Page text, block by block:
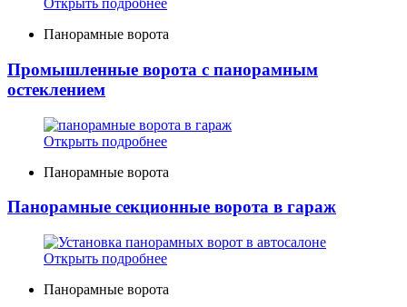
Открыть подробнее
Панорамные ворота
Промышленные ворота с панорамным
остеклением
Открыть подробнее
Панорамные ворота
Панорамные секционные ворота в гараж
Открыть подробнее
Панорамные ворота